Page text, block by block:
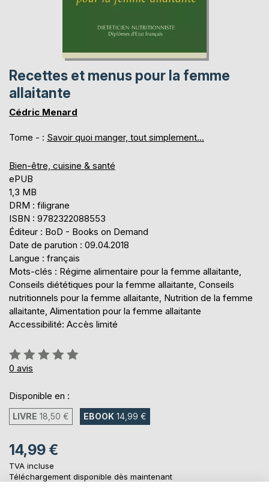
Recettes et menus pour la femme
allaitante
Cédric Menard
Tome - : Savoir quoi manger, tout simplement...
Bien-être, cuisine & santé
ePUB
1,3 MB
DRM : filigrane
ISBN : 9782322088553
Éditeur : BoD - Books on Demand
Date de parution : 09.04.2018
Langue : français
Mots-clés : Régime alimentaire pour la femme allaitante,
Conseils diététiques pour la femme allaitante, Conseils
nutritionnels pour la femme allaitante, Nutrition de la femme
allaitante, Alimentation pour la femme allaitante
Accessibilité: Accès limité
Évaluation:
0%
0 avis
Disponible en :
LIVRE 18,50 € EBOOK 14,99 €
14,99 €
TVA incluse
Téléchargement disponible dès maintenant